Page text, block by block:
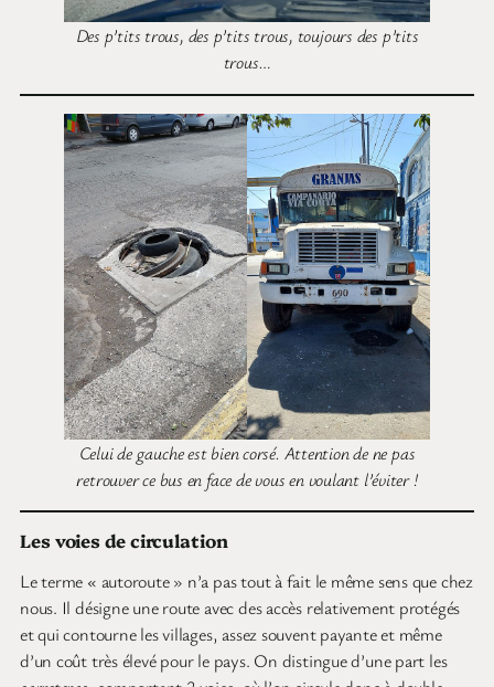
Des p’tits trous, des p’tits trous, toujours des p’tits
trous…
Celui de gauche est bien corsé. Attention de ne pas
retrouver ce bus en face de vous en voulant l’éviter !
Les voies de circulation
Le terme « autoroute » n’a pas tout à fait le même sens que chez
nous. Il désigne une route avec des accès relativement protégés
et qui contourne les villages, assez souvent payante et même
d’un coût très élevé pour le pays. On distingue d’une part les